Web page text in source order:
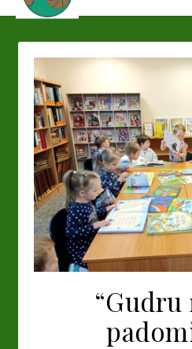
“Gudru